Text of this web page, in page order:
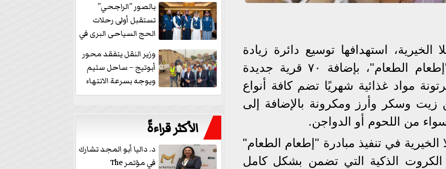
استهدافها توسيع دائرة زيادة
خدماتها في تنفيذ مبادرة "إطعام الطعام"، بإضافة ٧٠ قرية جديدة
خطة توزيع ٤٠٠٠ كرتونة مواد غذائية شهريًا تضم كافة أنواع
زيت وسكر وأرز ومكرونة بالإضافة إلى
من اللحوم أو الدواجن.
في تنفيذ مبادرة "إطعام الطعام"
الكروت الذكية التي تضمن بشكل كامل
منتجات...
بالصور ”الراجحي”
تستقبل أولى رحلات
الحج السياحى البرى في
وزير النقل يتفقد محور
أبوتيج – ساحل سليم
ويوجه بسرعة الانتهاء
من...
الأكثر قراءةً
د. داليا أبو المجد تشارك
في مؤتمر The